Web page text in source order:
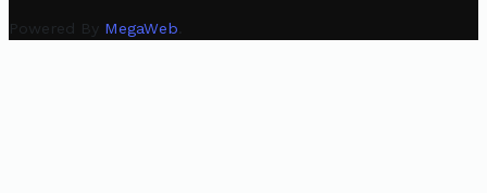
Powered By MegaWeb